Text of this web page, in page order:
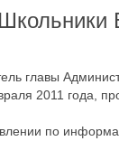
главы
2011 года,
по